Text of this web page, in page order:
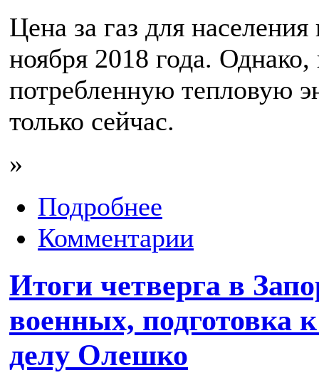
Цена за газ для
ноября 2018 года. Однако,
потребленную тепловую
только сейчас.
»
Подробнее
Комментарии
Итоги четверга в
военных, подготовка
делу Олешко